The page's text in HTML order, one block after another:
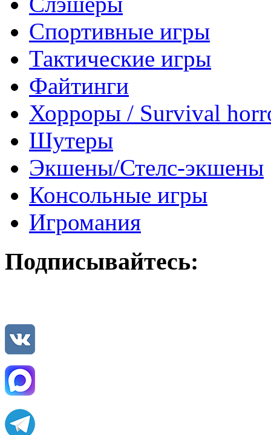
Спортивные игры
Тактические игры
Файтинги
Хорроры / Survival
Шутеры
Экшены/Стелс-экшены
Консольные игры
Игромания
Подписывайтесь: